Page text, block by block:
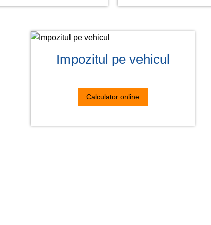
Impozitul pe vehicul
Calculator online